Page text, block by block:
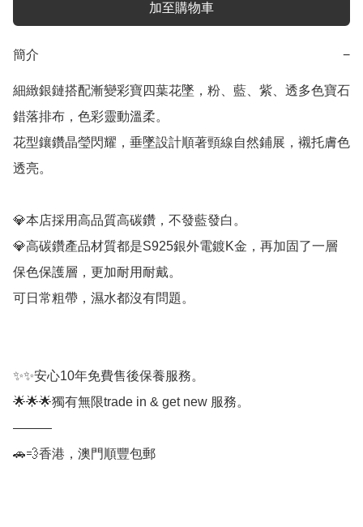
加至購物車
簡介 −
細緻銀鏈搭配漸變彩寶四葉花墜，粉、藍、紫、透多色寶石
錯落排布，色彩靈動溫柔。
花型鑲鑽晶瑩閃耀，垂墜設計順著頸線自然鋪展，襯托膚色
透亮。
💎本店採用高品質高碳鑽，不發藍發白。
💎高碳鑽產品材質都是S925銀外電鍍K金，再加固了一層
保色保護層，更加耐用耐戴。
可日常粗帶，濕水都沒有問題。
✨✨安心10年免費售後保養服務。
🌟🌟🌟獨有無限trade in & get new 服務。
———
🚗💨香港，澳門順豐包郵